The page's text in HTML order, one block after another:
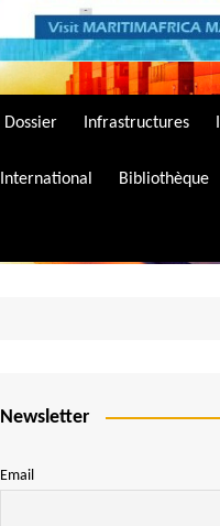
Dossier Infrastructures
International Bibliothèque
Newsletter
Email